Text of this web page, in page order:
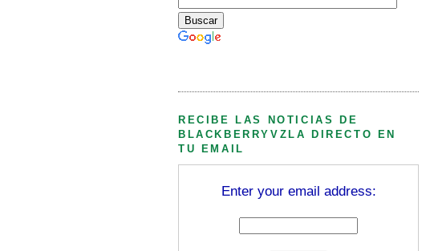
RECIBE LAS NOTICIAS DE
BLACKBERRYVZLA DIRECTO EN
TU EMAIL
Enter your email address: